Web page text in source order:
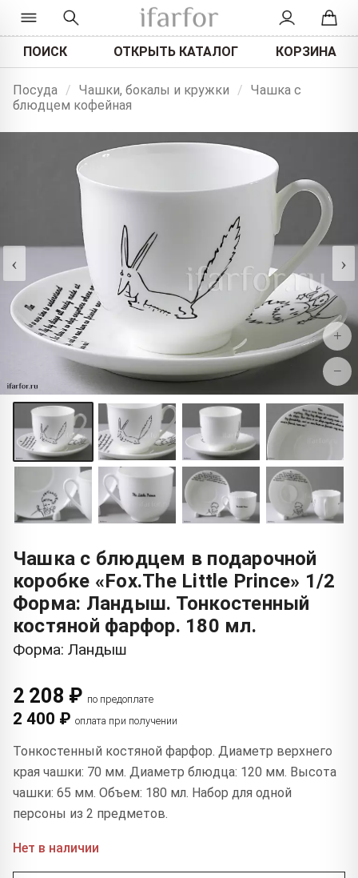
ПОИСК ОТКРЫТЬ КАТАЛОГ КОРЗИНА
Посуда / Чашки, бокалы и кружки / Чашка с
блюдцем кофейная
‹ ›
+
−
Чашка с блюдцем в подарочной
коробке «Fox.The Little Prince» 1/2
Форма: Ландыш. Тонкостенный
костяной фарфор. 180 мл.
Форма: Ландыш
2 208 ₽ по предоплате
2 400 ₽ оплата при получении
Тонкостенный костяной фарфор. Диаметр верхнего
края чашки: 70 мм. Диаметр блюдца: 120 мм. Высота
чашки: 65 мм. Объем: 180 мл. Набор для одной
персоны из 2 предметов.
Нет в наличии